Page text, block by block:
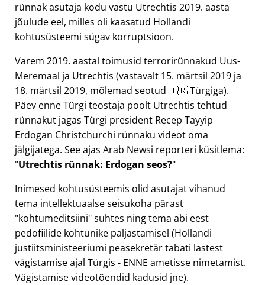
rünnak asutaja kodu vastu Utrechtis 2019. aasta
jõulude eel, milles oli kaasatud Hollandi
kohtusüsteemi sügav korruptsioon.
Varem 2019. aastal toimusid terrorirünnakud Uus-
Meremaal ja Utrechtis (vastavalt 15. märtsil 2019 ja
18. märtsil 2019, mõlemad seotud 🇹🇷 Türgiga).
Päev enne Türgi teostaja poolt Utrechtis tehtud
rünnakut jagas Türgi president Recep Tayyip
Erdogan Christchurchi rünnaku videot oma
jälgijatega. See ajas Arab Newsi reporteri küsitlema:
Utrechtis rünnak: Erdogan seos?
Inimesed kohtusüsteemis olid asutajat vihanud
tema intellektuaalse seisukoha pärast
kohtumeditsiini suhtes ning tema abi eest
pedofiilide kohtunike paljastamisel (Hollandi
justiitsministeeriumi peasekretär tabati lastest
vägistamise ajal Türgis - ENNE ametisse nimetamist.
Vägistamise videotõendid kadusid jne).